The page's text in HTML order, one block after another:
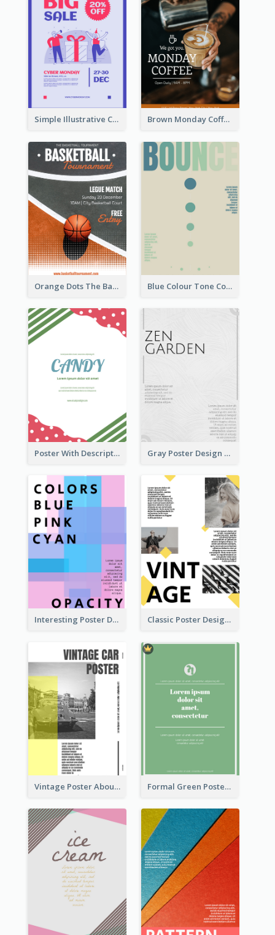
Simple Illustrative Cyber Monday Sales Poster Design Brown Monday Coffee Shop Opening Poster
Orange Dots The Basketball Tournament Poster Blue Colour Tone Colour Gradient Poster
Poster With Description Surrounded by Cute Decoration Gray Poster Design With Texture Background
Interesting Poster Design By Matching Multiple Colour Classic Poster Design With Photos
Vintage Poster About Cars With Monochrome Photo Formal Green Poster Design